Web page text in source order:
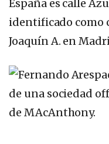
España es calle
identificado como
Joaquín A. en